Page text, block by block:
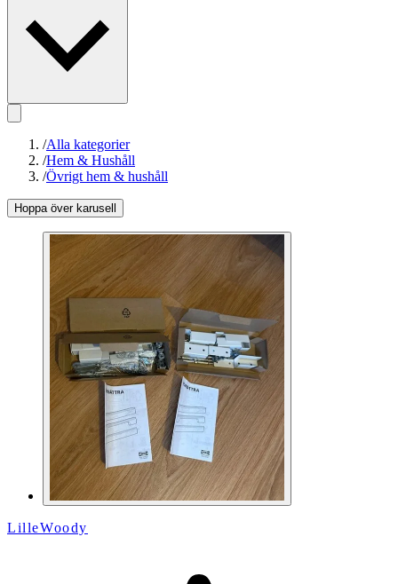
/Alla kategorier
/Hem & Hushåll
/Övrigt hem & hushåll
Hoppa över karusell
LilleWoody